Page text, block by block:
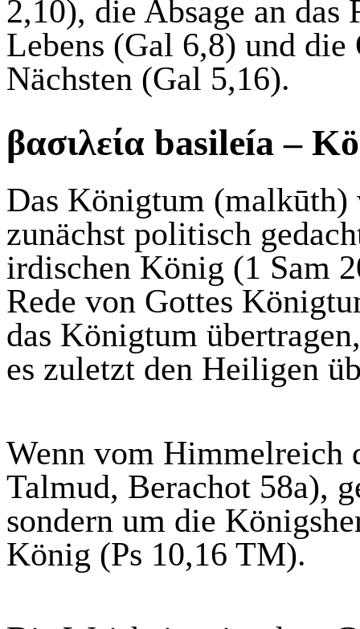
2,10), die Absage an
Lebens (Gal 6,8) und
Nächsten (Gal 5,16).
βασιλεία basileía –
Das Königtum (malkūth)
zunächst politisch
irdischen König (1 Sam
Rede von Gottes
das Königtum
es zuletzt den Heiligen
Wenn vom Himmelreich
Talmud, Berachot 58a),
sondern um die
König (Ps 10,16 TM).